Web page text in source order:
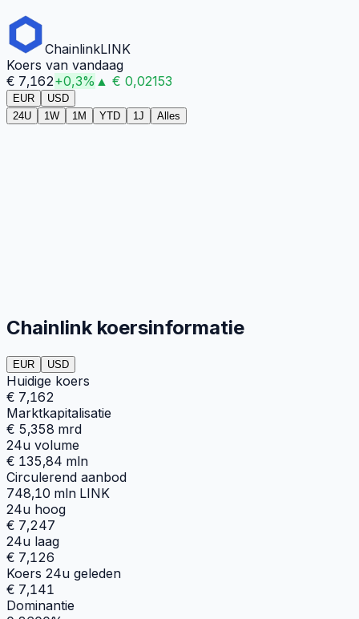
ChainlinkLINK
Koers van vandaag
€ 7,162+0,3% ▲ € 0,02153
EUR
USD
24U
1W 1M YTD 1J Alles
Chainlink koersinformatie
EUR USD
Huidige koers
€ 7,162
Marktkapitalisatie
€ 5,358 mrd
24u volume
€ 135,84 mln
Circulerend aanbod
748,10 mln LINK
24u hoog
€ 7,247
24u laag
€ 7,126
Koers 24u geleden
€ 7,141
Dominantie